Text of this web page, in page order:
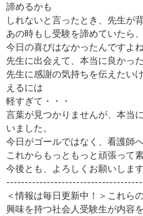
諦めるかも
しれないと言ったとき、先生が
あの時もし受験を諦めていたら、
今日の喜びはなかったんですよね
先生に出会えて、本当に良かった
先生に感謝の気持ちを伝えたい
えるには
軽すぎて・・・
言葉が見つかりませんが、本当
いました。
今日がゴールではなく、看護師
これからもっともっと頑張って
今後とも、よろしくお願いします
＜情報は毎日更新中！＞これら
興味を持つ社会人受験生が内容